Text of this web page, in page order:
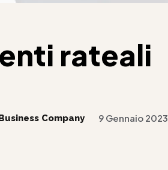
rateali
Company 9 Gennaio 2023